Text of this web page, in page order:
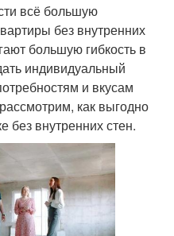
всё большую
без внутренних
большую гибкость в
индивидуальный
и вкусам
как выгодно
без внутренних стен.